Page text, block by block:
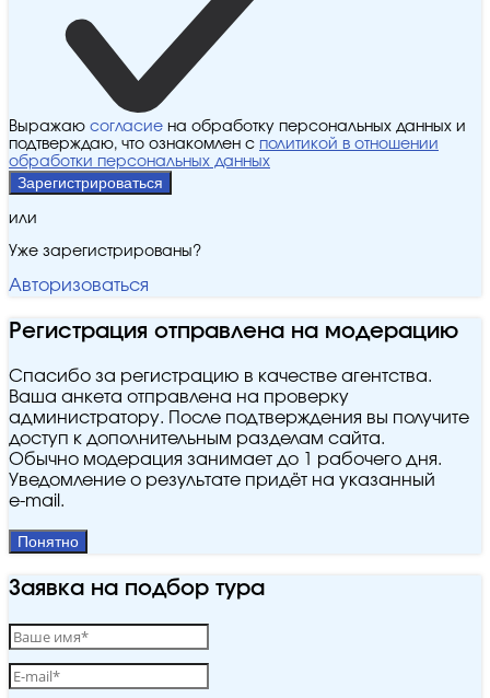
Выражаю согласие на обработку персональных данных и
подтверждаю, что ознакомлен с политикой в отношении
обработки персональных данных
Зарегистрироваться
или
Уже зарегистрированы?
Авторизоваться
Регистрация отправлена на модерацию
Спасибо за регистрацию в качестве агентства.
Ваша анкета отправлена на проверку
администратору. После подтверждения вы получите
доступ к дополнительным разделам сайта.
Обычно модерация занимает до 1 рабочего дня.
Уведомление о результате придёт на указанный
e‑mail.
Понятно
Заявка на подбор тура